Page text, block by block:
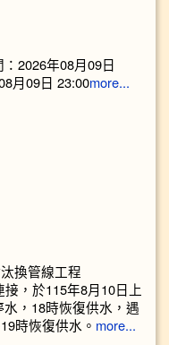
2026年08月09日
月09日 23:00more...
換管線工程
，於115年8月10日上
，18時恢復供水，遇
時恢復供水。 more...